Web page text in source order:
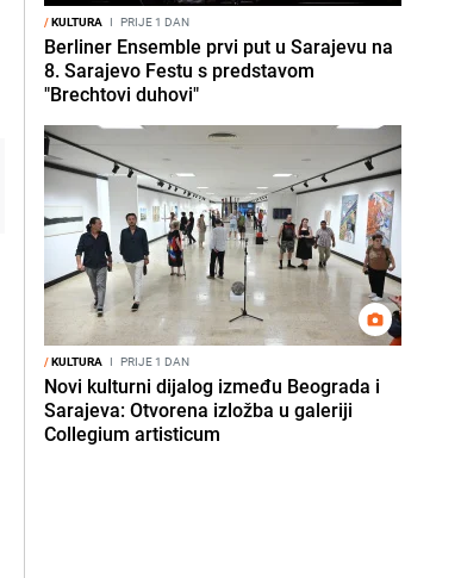
/KULTURA I PRIJE 1 DAN
Berliner Ensemble prvi put u Sarajevu na
8. Sarajevo Festu s predstavom
"Brechtovi duhovi"
/KULTURA I PRIJE 1 DAN
Novi kulturni dijalog između Beograda i
Sarajeva: Otvorena izložba u galeriji
Collegium artisticum